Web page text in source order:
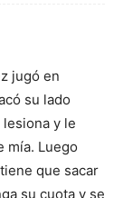
jugó en
su lado
y le
mía. Luego
que sacar
su cuota y se